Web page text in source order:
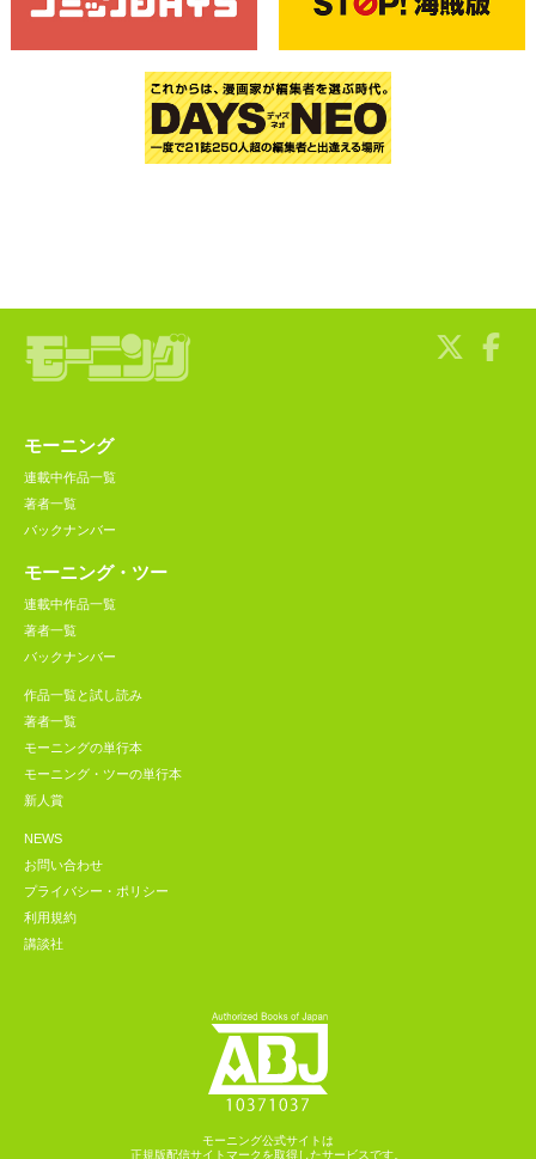
モーニング
連載中作品一覧
著者一覧
バックナンバー
モーニング・ツー
連載中作品一覧
著者一覧
バックナンバー
作品一覧と試し読み
著者一覧
モーニングの単行本
モーニング・ツーの単行本
新人賞
NEWS
お問い合わせ
プライバシー・ポリシー
利用規約
講談社
モーニング公式サイトは
正規版配信サイトマークを取得したサービスです。